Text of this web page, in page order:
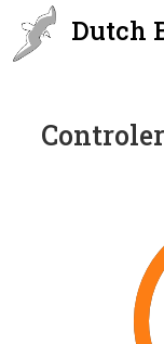
Dutch